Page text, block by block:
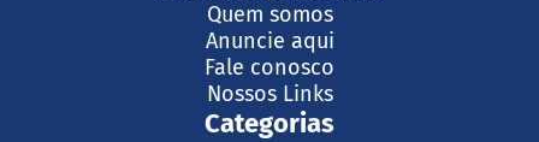
Quem somos
Anuncie aqui
Fale conosco
Nossos Links
Categorias